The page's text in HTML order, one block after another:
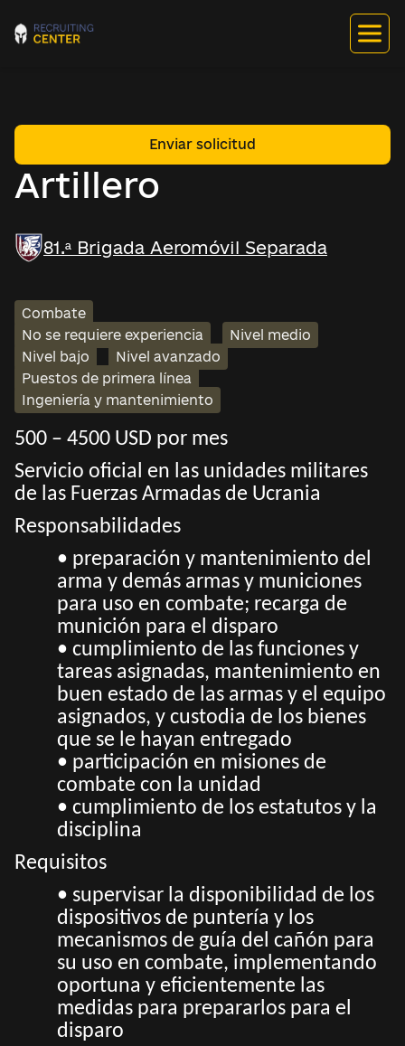
Artillero
Enviar solicitud
81.ª Brigada Aeromóvil Separada
Combate
No se requiere experiencia
Nivel medio
Nivel bajo
Nivel avanzado
Puestos de primera línea
Ingeniería y mantenimiento
500 – 4500 USD por mes
Servicio oficial en las unidades militares
de las Fuerzas Armadas de Ucrania
Responsabilidades
• preparación y mantenimiento del
arma y demás armas y municiones
para uso en combate; recarga de
munición para el disparo
• cumplimiento de las funciones y
tareas asignadas, mantenimiento en
buen estado de las armas y el equipo
asignados, y custodia de los bienes
que se le hayan entregado
• participación en misiones de
combate con la unidad
• cumplimiento de los estatutos y la
disciplina
Requisitos
• supervisar la disponibilidad de los
dispositivos de puntería y los
mecanismos de guía del cañón para
su uso en combate, implementando
oportuna y eficientemente las
medidas para prepararlos para el
disparo